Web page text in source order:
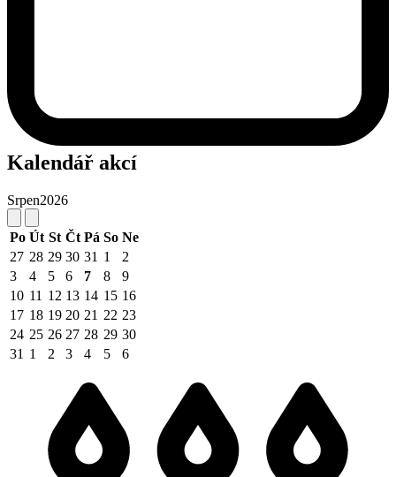
Kalendář akcí
Srpen2026
Po Út St Čt Pá So Ne
27 28 29 30 31 1
2
3
4 5 6 7 8
9
10 11 12 13 14 15 16
17 18 19 20 21 22 23
24 25 26 27 28 29 30
31 1 2 3 4 5 6